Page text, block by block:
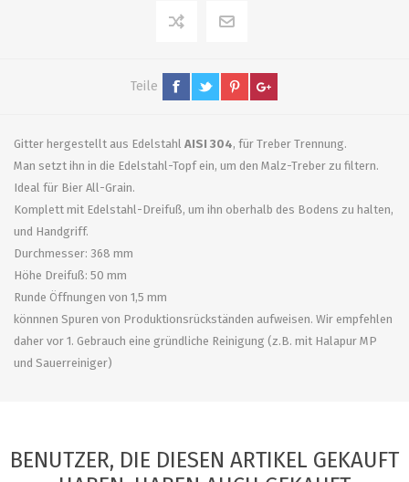
Teile
Gitter hergestellt aus Edelstahl AISI 304, für Treber Trennung.
Man setzt ihn in die Edelstahl-Topf ein, um den Malz-Treber zu filtern.
Ideal für Bier All-Grain.
Komplett mit Edelstahl-Dreifuß, um ihn oberhalb des Bodens zu halten,
und Handgriff.
Durchmesser: 368 mm
Höhe Dreifuß: 50 mm
Runde Öffnungen von 1,5 mm
könnnen Spuren von Produktionsrückständen aufweisen. Wir empfehlen
daher vor 1. Gebrauch eine gründliche Reinigung (z.B. mit Halapur MP
und Sauerreiniger)
BENUTZER, DIE DIESEN ARTIKEL GEKAUFT